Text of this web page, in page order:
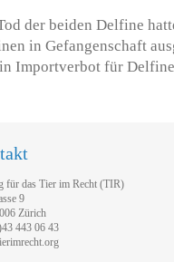
der beiden Delfine
in Gefangenschaft
Importverbot für
für das Tier im Recht (TIR)
9
Zürich
443 06 43